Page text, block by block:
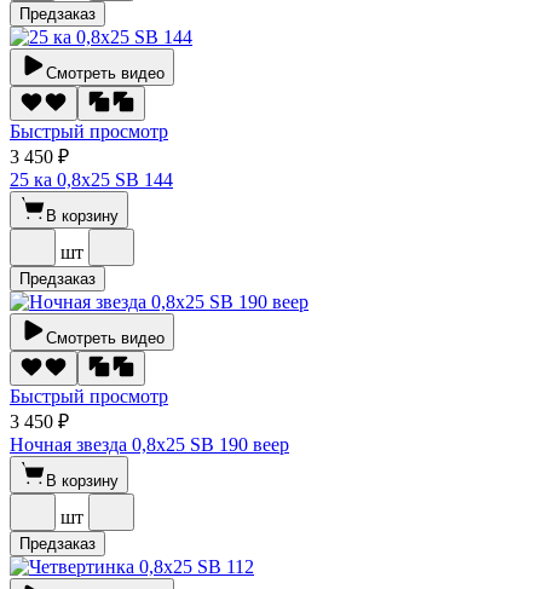
Предзаказ
Смотреть видео
Быстрый просмотр
3 450 ₽
25 ка 0,8х25 SВ 144
В корзину
шт
Предзаказ
Смотреть видео
Быстрый просмотр
3 450 ₽
Ночная звезда 0,8х25 SВ 190 веер
В корзину
шт
Предзаказ